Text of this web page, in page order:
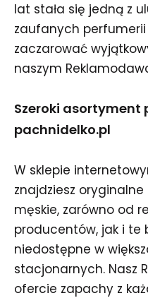
lat stała się jedną z
zaufanych perfumerii
zaczarować
naszym
Szeroki asortyment
pachnidelko.pl
W sklepie
znajdziesz
męskie, zarówno od
producentów, jak i te
niedostępne w
stacjonarnych. Nasz
ofercie zapachy z